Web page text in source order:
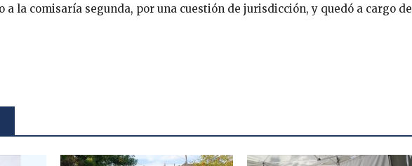
a la comisaría segunda, por una cuestión de jurisdicción, y quedó a cargo de